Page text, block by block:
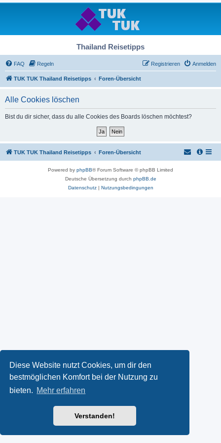
Diese Website nutzt Cookies, um dir den
bestmöglichen Komfort bei der Nutzung zu
bieten. Mehr erfahren
Verstanden!
Thailand Reisetipps
FAQ Regeln Anmelden
Registrieren
TUK TUK Thailand Reisetipps Foren-Übersicht
Alle Cookies löschen
Bist du dir sicher, dass du alle Cookies des Boards löschen möchtest?
TUK TUK Thailand Reisetipps Foren-Übersicht
Powered by phpBB® Forum Software © phpBB Limited
Deutsche Übersetzung durch phpBB.de
Datenschutz| Nutzungsbedingungen